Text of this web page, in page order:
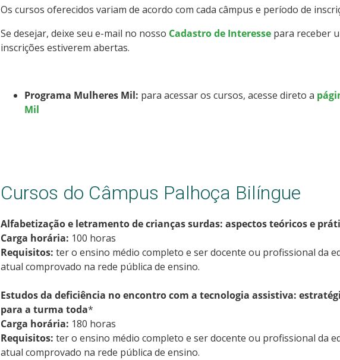
Os cursos oferecidos variam de acordo com cada câmpus e período de
Se desejar, deixe seu e-mail no nosso Cadastro de Interessepara receber
inscrições estiverem abertas.
Programa Mulheres Mil: para acessar os cursos, acesse direto a
Mil
Cursos do Câmpus Palhoça Bilíngue
Alfabetização e letramento de crianças surdas: aspectos teóricos e
Carga horária: 100 horas
Requisitos: ter o ensino médio completo e ser docente ou profissional da
atual comprovado na rede pública de ensino.
Estudos da deficiência no encontro com a tecnologia assistiva:
para a turma toda*
Carga horária: 180 horas
Requisitos: ter o ensino médio completo e ser docente ou profissional da
atual comprovado na rede pública de ensino.